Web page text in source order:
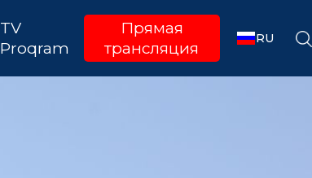
TV
Proqram
Прямая
трансляция
RU